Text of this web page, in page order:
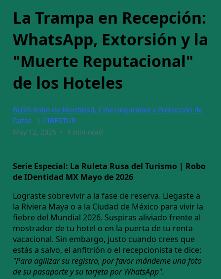
La Trampa en Recepción:
WhatsApp, Extorsión y la
"Muerte Reputacional"
de los Hoteles
BLOG Robo de Identidad, Ciberseguridad y Protección de
Datos
| CIBERTUR
May 12, 2026 • 4 min read
Serie Especial: La Ruleta Rusa del Turismo | Robo
de IDentidad MX Mayo de 2026
Lograste sobrevivir a la fase de reserva. Llegaste a
la Riviera Maya o a la Ciudad de México para vivir la
fiebre del Mundial 2026. Suspiras aliviado frente al
mostrador de tu hotel o en la puerta de tu renta
vacacional. Sin embargo, justo cuando crees que
estás a salvo, el anfitrión o el recepcionista te dice:
"Para agilizar su registro, por favor mándeme una foto
de su pasaporte y su tarjeta por WhatsApp".